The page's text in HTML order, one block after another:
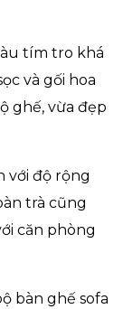
tím tro khá
và gối hoa
ghế, vừa đẹp
với độ rộng
trà cũng
căn phòng
bàn ghế sofa